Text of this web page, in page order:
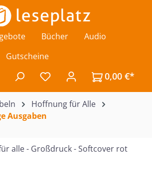
Bücher
Audio
Gutscheine
Du hast 0 Produkte auf
0,00 €*
Hoffnung für Alle
Ausgaben